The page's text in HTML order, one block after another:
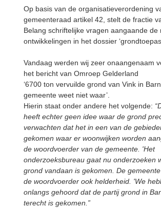
Op basis van de organisatieverordening
gemeenteraad artikel 42, stelt de fractie
Belang schriftelijke vragen aangaande de
ontwikkelingen in het dossier
Vandaag werden wij zeer onaangenaam
het bericht van Omroep Gelderland
‘6700 ton vervuilde grond van Vink in
gemeente weet niet waar’.
Hierin staat onder andere het volgende:
heeft echter geen idee waar de grond
verwachten dat het in een van de
gekomen waar er woonwijken worden
de woordvoerder van de gemeente. 'Het
onderzoeksbureau gaat nu onderzoeken
grond vandaan is gekomen. De
de woordvoerder ook helderheid. 'We
onlangs gehoord dat de partij grond in
terecht is gekomen.”